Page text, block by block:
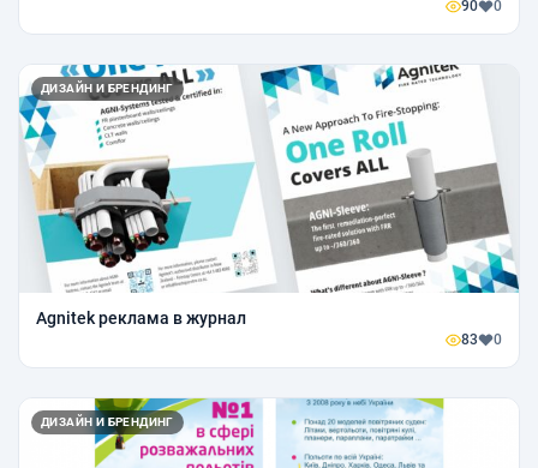
90 0
ДИЗАЙН И БРЕНДИНГ
Agnitek реклама в журнал
83 0
ДИЗАЙН И БРЕНДИНГ